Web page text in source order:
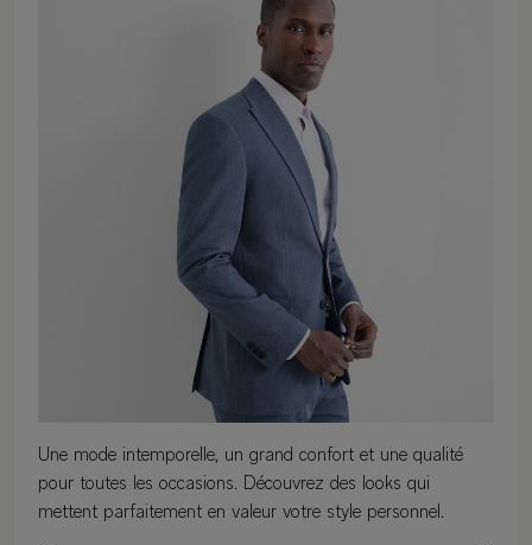
Une mode intemporelle, un grand confort et une qualité
pour toutes les occasions. Découvrez des looks qui
mettent parfaitement en valeur votre style personnel.